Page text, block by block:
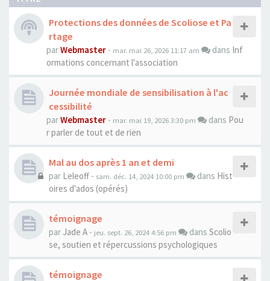
Protections des données de Scoliose et Pa
rtage
parWebmaster - mar. mai 26, 2026 11:17 am dans Inf
ormations concernant l'association
Journée mondiale de sensibilisation à l'ac
cessibilité
parWebmaster - mar. mai 19, 2026 3:30 pm dans Pou
r parler de tout et de rien
Mal au dos après 1 an et demi
par Leleoff - sam. déc. 14, 2024 10:00 pm dans Hist
oires d'ados (opérés)
témoignage
par Jade A - jeu. sept. 26, 2024 4:56 pm dans Scolio
se, soutien et répercussions psychologiques
témoignage